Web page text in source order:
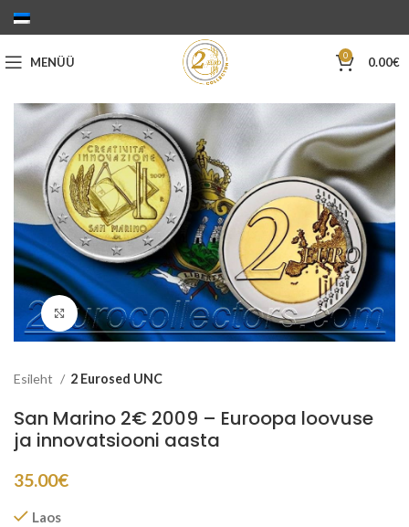
MENÜÜ 0 0.00€
Suurenda
Esileht 2 Eurosed UNC
San Marino 2€ 2009 – Euroopa loovuse
ja innovatsiooni aasta
35.00€
Laos